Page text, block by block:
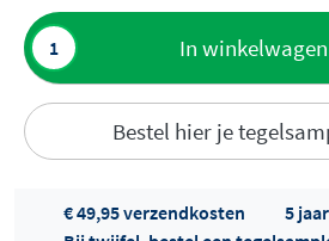
In winkelwagen
Bestel hier je
Toevoegen
aan offerte
€ 49,95 verzendkosten
5